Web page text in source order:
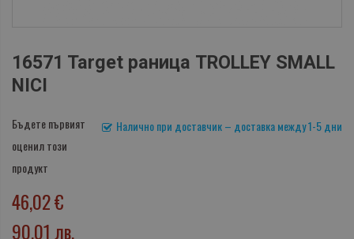
16571 Target раница TROLLEY SMALL
NICI
Налично при доставчик – доставка между 1-5 дни
Бъдете първият
оценил този
продукт
46,02 €
90,01 лв.